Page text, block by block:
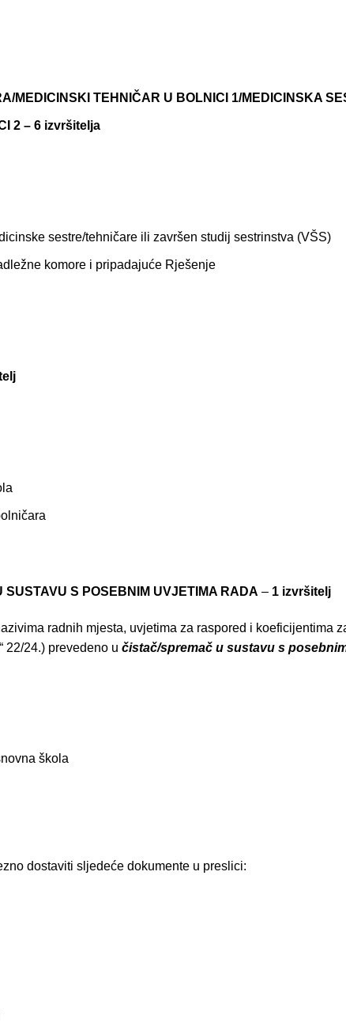
MEDICINSKI TEHNIČAR U BOLNICI 1/MEDICINSKA
2 – 6 izvršitelja
sestre/tehničare ili završen studij sestrinstva (VŠS)
komore i pripadajuće Rješenje
SUSTAVU S POSEBNIM UVJETIMA RADA – 1 izvršitelj
radnih mjesta, uvjetima za raspored i koeficijentima
22/24.) prevedeno učistač/spremač u sustavu s
škola
dostaviti sljedeće dokumente u preslici: